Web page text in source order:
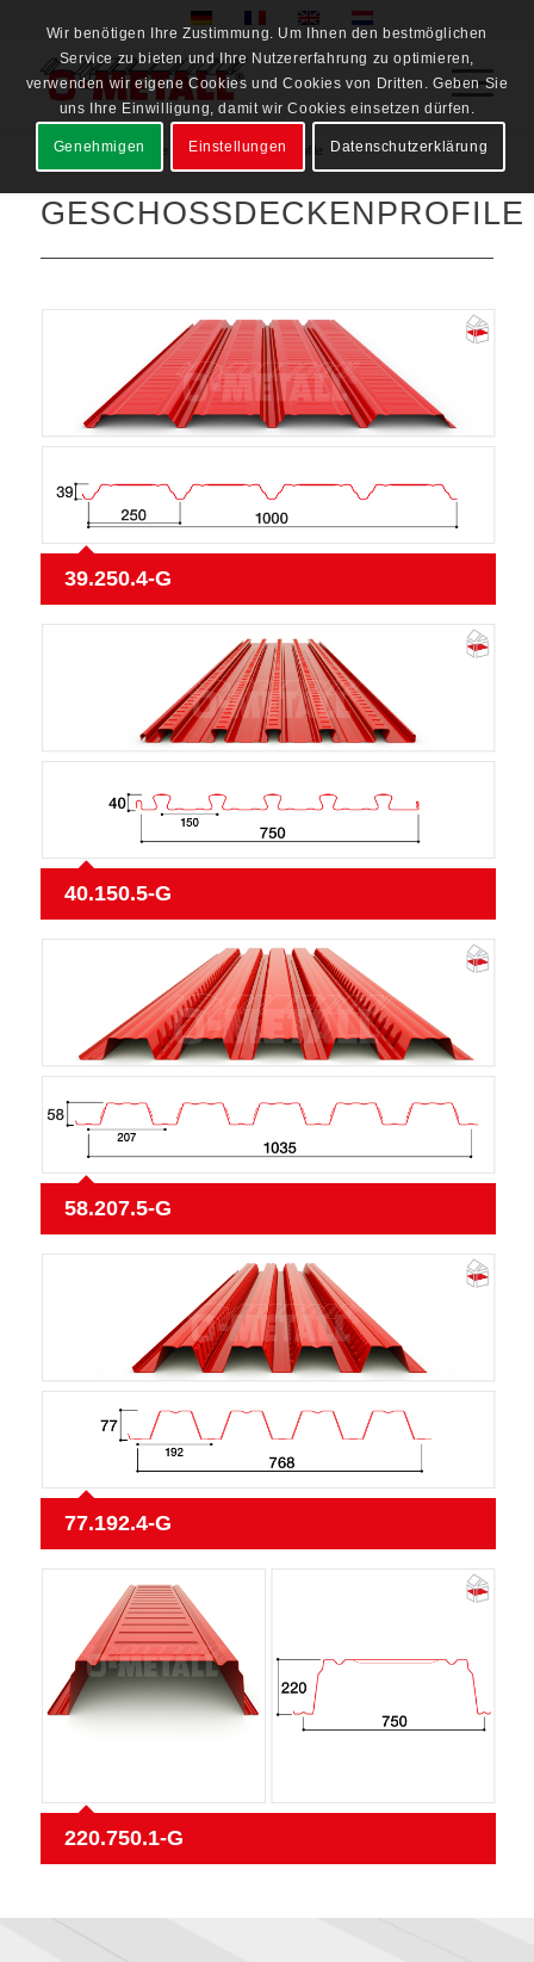
Startseite / Produkte Geschossdeckenprofile
GESCHOSSDECKENPROFILE
39.250.4-G
40.150.5-G
58.207.5-G
77.192.4-G
220.750.1-G
Wir benötigen Ihre Zustimmung. Um Ihnen den bestmöglichen
Service zu bieten und Ihre Nutzererfahrung zu optimieren,
verwenden wir eigene Cookies und Cookies von Dritten. Geben Sie
uns Ihre Einwilligung, damit wir Cookies einsetzen dürfen.
Genehmigen Einstellungen Datenschutzerklärung